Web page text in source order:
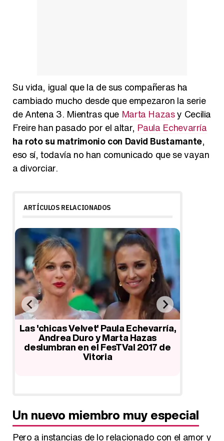
Su vida, igual que la de sus compañeras ha
cambiado mucho desde que empezaron la serie
de Antena 3. Mientras que Marta Hazasy Cecilia
Freire han pasado por el altar, Paula Echevarría
ha roto su matrimonio con David Bustamante,
eso sí, todavía no han comunicado que se vayan
a divorciar.
ARTÍCULOS RELACIONADOS
Reencuentro 'Velvet': Marta Hazas,
Cecilia Freire y Paula Echevarría se
funden en un bonito abrazo
Un nuevo miembro muy especial
Pero a instancias de lo relacionado con el amor y